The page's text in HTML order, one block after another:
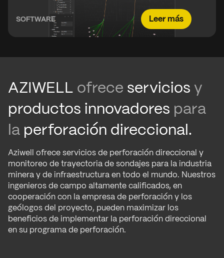
SOFTWARE Leer más
AZIWELL ofrece servicios y
productos innovadores para
la perforación direccional.
Aziwell ofrece servicios de perforación direccional y
monitoreo de trayectoria de sondajes para la industria
minera y de infraestructura en todo el mundo. Nuestros
ingenieros de campo altamente calificados, en
cooperación con la empresa de perforación y los
geólogos del proyecto, pueden maximizar los
beneficios de implementar la perforación direccional
en su programa de perforación.